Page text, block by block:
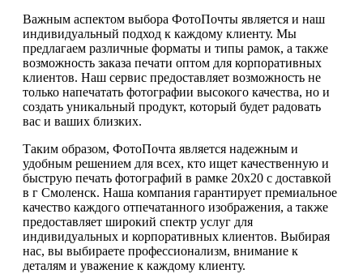
Важным аспектом выбора ФотоПочты является и наш
индивидуальный подход к каждому клиенту. Мы
предлагаем различные форматы и типы рамок, а также
возможность заказа печати оптом для корпоративных
клиентов. Наш сервис предоставляет возможность не
только напечатать фотографии высокого качества, но и
создать уникальный продукт, который будет радовать
вас и ваших близких.
Таким образом, ФотоПочта является надежным и
удобным решением для всех, кто ищет качественную и
быструю печать фотографий в рамке 20х20 с доставкой
в г Смоленск. Наша компания гарантирует премиальное
качество каждого отпечатанного изображения, а также
предоставляет широкий спектр услуг для
индивидуальных и корпоративных клиентов. Выбирая
нас, вы выбираете профессионализм, внимание к
деталям и уважение к каждому клиенту.